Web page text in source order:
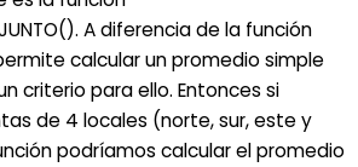
A diferencia de la función
calcular un promedio simple
criterio para ello. Entonces si
de 4 locales (norte, sur, este y
podríamos calcular el promedio